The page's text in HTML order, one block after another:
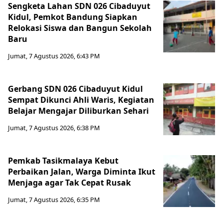
Sengketa Lahan SDN 026 Cibaduyut
Kidul, Pemkot Bandung Siapkan
Relokasi Siswa dan Bangun Sekolah
Baru
Jumat, 7 Agustus 2026, 6:43 PM
Gerbang SDN 026 Cibaduyut Kidul
Sempat Dikunci Ahli Waris, Kegiatan
Belajar Mengajar Diliburkan Sehari
Jumat, 7 Agustus 2026, 6:38 PM
Pemkab Tasikmalaya Kebut
Perbaikan Jalan, Warga Diminta Ikut
Menjaga agar Tak Cepat Rusak
Jumat, 7 Agustus 2026, 6:35 PM